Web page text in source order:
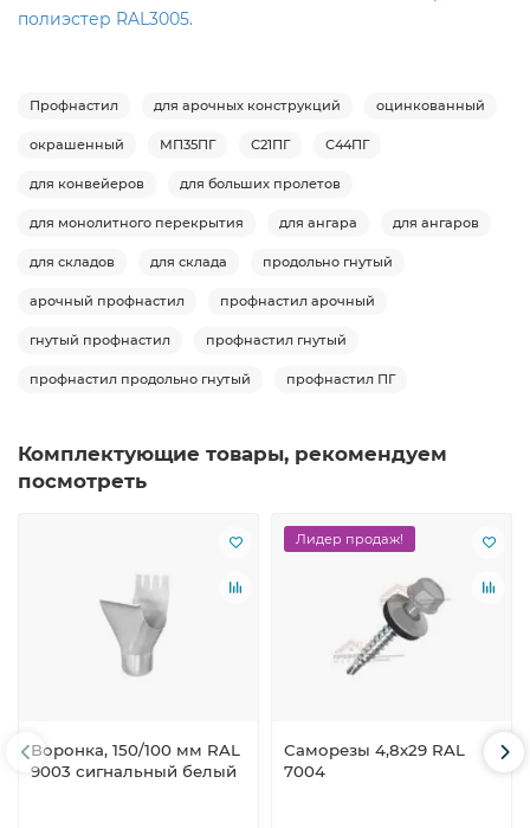
полиэстер RAL3005.
Профнастил для арочных конструкций оцинкованный
окрашенный МП35ПГ С21ПГ С44ПГ
для конвейеров для больших пролетов
для монолитного перекрытия для ангара для ангаров
для складов для склада продольно гнутый
арочный профнастил профнастил арочный
гнутый профнастил профнастил гнутый
профнастил продольно гнутый профнастил ПГ
Комплектующие товары, рекомендуем
посмотреть
Воронка, 150/100 мм RAL
9003 сигнальный белый
Лидер продаж!
Саморезы 4,8х29 RAL
7004